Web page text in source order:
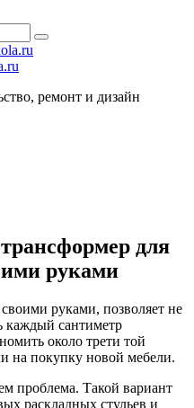
ремонт и дизайн
для
руками
руками, позволяет не
каждый сантиметр
около трети той
на покупку новой мебели.
проблема. Такой вариант
раскладных стульев и